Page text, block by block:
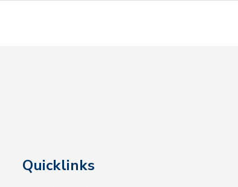
Quicklinks